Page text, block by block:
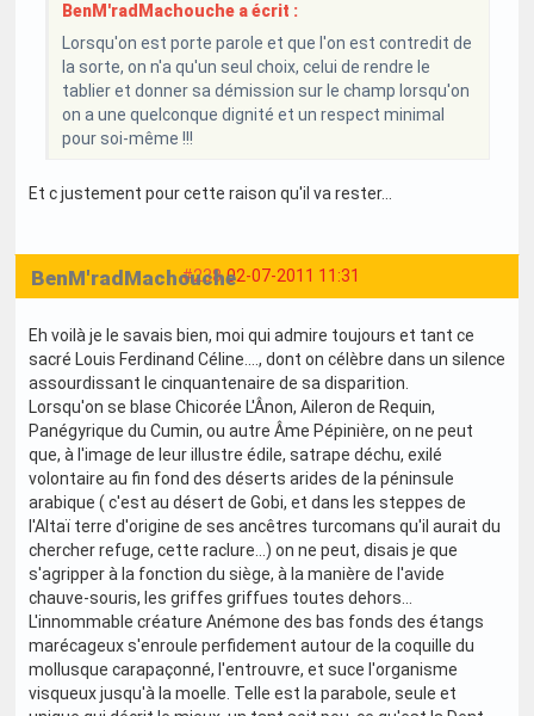
BenM'radMachouche a écrit :
Lorsqu'on est porte parole et que l'on est contredit de
la sorte, on n'a qu'un seul choix, celui de rendre le
tablier et donner sa démission sur le champ lorsqu'on
on a une quelconque dignité et un respect minimal
pour soi-même !!!
Et c justement pour cette raison qu'il va rester...
#238 02-07-2011 11:31
BenM'radMachouche
Eh voilà je le savais bien, moi qui admire toujours et tant ce
sacré Louis Ferdinand Céline...., dont on célèbre dans un silence
assourdissant le cinquantenaire de sa disparition.
Lorsqu'on se blase Chicorée L'Ânon, Aileron de Requin,
Panégyrique du Cumin, ou autre Âme Pépinière, on ne peut
que, à l'image de leur illustre édile, satrape déchu, exilé
volontaire au fin fond des déserts arides de la péninsule
arabique ( c'est au désert de Gobi, et dans les steppes de
l'Altaï terre d'origine de ses ancêtres turcomans qu'il aurait du
chercher refuge, cette raclure...) on ne peut, disais je que
s'agripper à la fonction du siège, à la manière de l'avide
chauve-souris, les griffes griffues toutes dehors...
L'innommable créature Anémone des bas fonds des étangs
marécageux s'enroule perfidement autour de la coquille du
mollusque carapaçonné, l'entrouvre, et suce l'organisme
visqueux jusqu'à la moelle. Telle est la parabole, seule et